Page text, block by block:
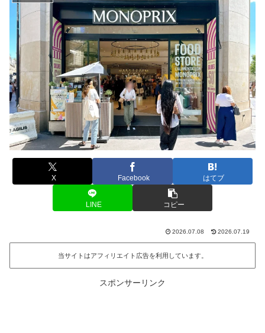
X Facebook はてブ
LINE コピー
2026.07.08 2026.07.19
当サイトはアフィリエイト広告を利用しています。
スポンサーリンク